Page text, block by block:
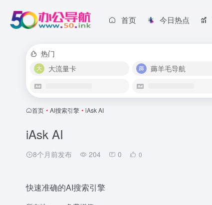
首页 今日热点
热门
大流量卡
薅羊毛导航
首页 • AI搜索引擎 • iAsk AI
iAsk AI
8个月前发布 204 0 0
快速准确的AI搜索引擎